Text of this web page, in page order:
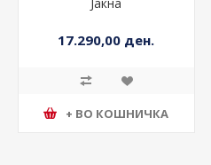
Јакна
17.290,00 ден.
+ ВО КОШНИЧКА